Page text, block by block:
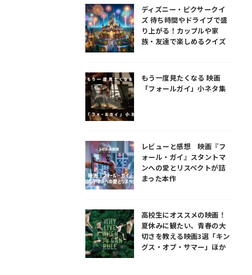
ディズニー・ピクサークイ
ズ 待ち時間やドライブで盛
り上がる！カップルや家
族・友達で楽しめるクイズ
もう一度見たくなる 映画
「フォールガイ」小ネタ集
レビューと感想 映画『フ
ォール・ガイ』スタントマ
ンへの愛とリスペクトが詰
まった本作
高校生にオススメの映画！
夏休みに観たい、青春の大
切さを教える映画3選「キン
グス・オブ・サマー」ほか